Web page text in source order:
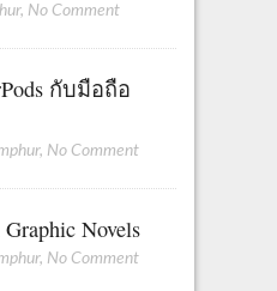
, No Comment
กับมือถือ
, No Comment
Novels
, No Comment